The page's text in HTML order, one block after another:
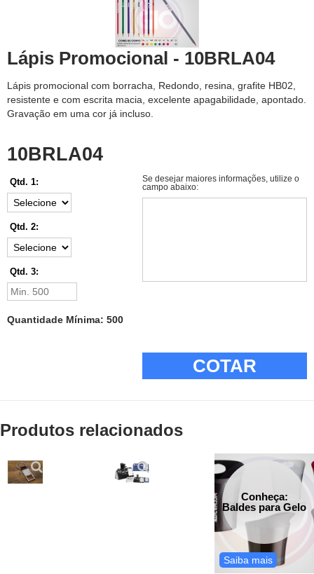
Lápis Promocional - 10BRLA04
Lápis promocional com borracha, Redondo, resina, grafite HB02,
resistente e com escrita macia, excelente apagabilidade, apontado.
Gravação em uma cor já incluso.
10BRLA04
Qtd. 1:
Qtd. 2:
Qtd. 3:
Quantidade Mínima: 500
Se desejar maiores informações, utilize o
campo abaixo:
COTAR
Produtos relacionados
Conheça:
Baldes para Gelo
Saiba mais